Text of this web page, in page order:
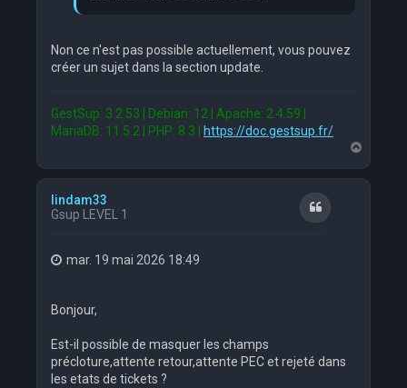
Non ce n'est pas possible actuellement, vous pouvez
créer un sujet dans la section update.
GestSup: 3.2.53 | Debian: 12 | Apache: 2.4.59 |
MariaDB: 11.5.2 | PHP: 8.3 |
https://doc.gestsup.fr/
a
lindam33
Gsup LEVEL 1
Citation
mar. 19 mai 2026 18:49
Bonjour,
Est-il possible de masquer les champs
précloture,attente retour,attente PEC et rejeté dans
les etats de tickets ?